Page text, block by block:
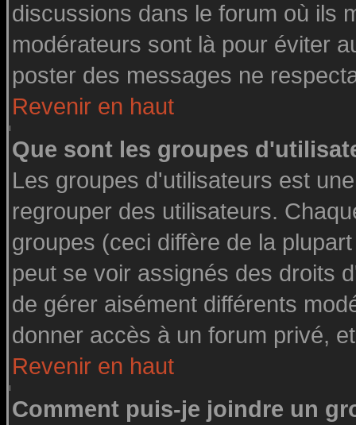
discussions dans le forum où ils
modérateurs sont là pour éviter
poster des messages ne
Revenir en haut
Que sont les groupes
Les groupes d'utilisateurs est
regrouper des utilisateurs.
groupes (ceci diffère de la
peut se voir assignés des droits
de gérer aisément différents
donner accès à un forum privé,
Revenir en haut
Comment puis-je joindre un